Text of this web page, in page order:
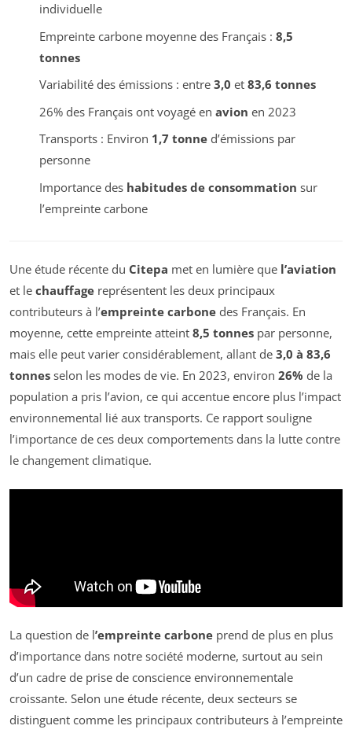
individuelle
Empreinte carbone moyenne des Français : 8,5
tonnes
Variabilité des émissions : entre 3,0 et 83,6 tonnes
26% des Français ont voyagé en avion en 2023
Transports : Environ 1,7 tonned’émissions par
personne
Importance des habitudes de consommation sur
l’empreinte carbone
Une étude récente du Citepa met en lumière que l’aviation
et le chauffage représentent les deux principaux
contributeurs à l’empreinte carbone des Français. En
moyenne, cette empreinte atteint 8,5 tonnes par personne,
mais elle peut varier considérablement, allant de 3,0 à 83,6
tonnes selon les modes de vie. En 2023, environ 26% de la
population a pris l’avion, ce qui accentue encore plus l’impact
environnemental lié aux transports. Ce rapport souligne
l’importance de ces deux comportements dans la lutte contre
le changement climatique.
La question de l’empreinte carbone prend de plus en plus
d’importance dans notre société moderne, surtout au sein
d’un cadre de prise de conscience environnementale
croissante. Selon une étude récente, deux secteurs se
distinguent comme les principaux contributeurs à l’empreinte